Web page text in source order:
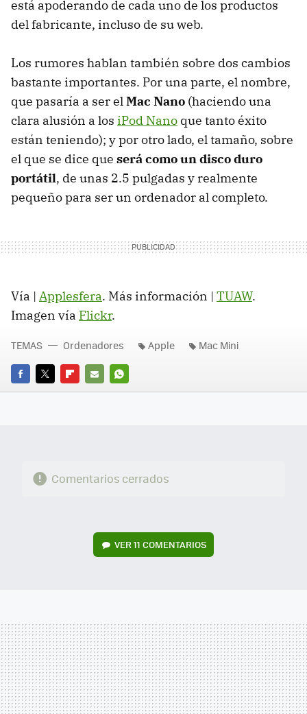
está apoderando de cada uno de los productos
del fabricante, incluso de su web.
Los rumores hablan también sobre dos cambios
bastante importantes. Por una parte, el nombre,
que pasaría a ser elMac Nano (haciendo una
clara alusión a los iPod Nano que tanto éxito
están teniendo); y por otro lado, el tamaño, sobre
el que se dice que será como un disco duro
portátil, de unas 2.5 pulgadas y realmente
pequeño para ser un ordenador al completo.
Vía | Applesfera. Más información | TUAW.
Imagen vía Flickr.
FACEBOOK
TWITTERFLIPBOARD
E-
WHATSAPP
TEMAS Ordenadores Apple Mac Mini
Comentarios cerrados
VER11 COMENTARIOS